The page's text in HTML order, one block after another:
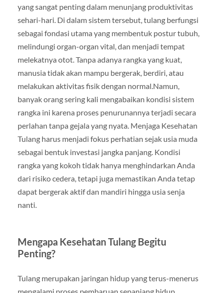
yang sangat penting dalam menunjang produktivitas
sehari-hari. Di dalam sistem tersebut, tulang berfungsi
sebagai fondasi utama yang membentuk postur tubuh,
melindungi organ-organ vital, dan menjadi tempat
melekatnya otot. Tanpa adanya rangka yang kuat,
manusia tidak akan mampu bergerak, berdiri, atau
melakukan aktivitas fisik dengan normal.Namun,
banyak orang sering kali mengabaikan kondisi sistem
rangka ini karena proses penurunannya terjadi secara
perlahan tanpa gejala yang nyata. Menjaga Kesehatan
Tulang harus menjadi fokus perhatian sejak usia muda
sebagai bentuk investasi jangka panjang. Kondisi
rangka yang kokoh tidak hanya menghindarkan Anda
dari risiko cedera, tetapi juga memastikan Anda tetap
dapat bergerak aktif dan mandiri hingga usia senja
nanti.
Mengapa Kesehatan Tulang Begitu
Penting?
Tulang merupakan jaringan hidup yang terus-menerus
mengalami proses pembaruan sepanjang hidup